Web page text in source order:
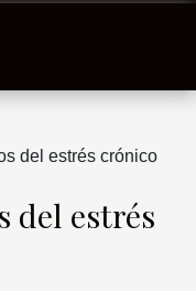
del estrés crónico
del estrés